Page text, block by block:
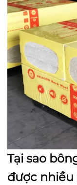
Tại sao
được nhiều